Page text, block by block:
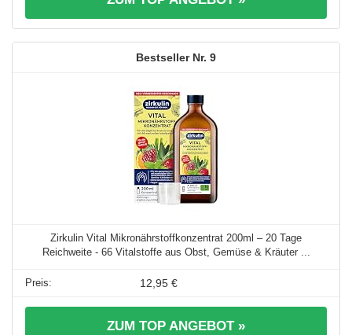
9
Zirkulin Vital Mikronährstoffkonzentrat 200ml – 20 Tage
Reichweite - 66 Vitalstoffe aus Obst, Gemüse & Kräuter ...
12,95 €
ZUM TOP ANGEBOT »